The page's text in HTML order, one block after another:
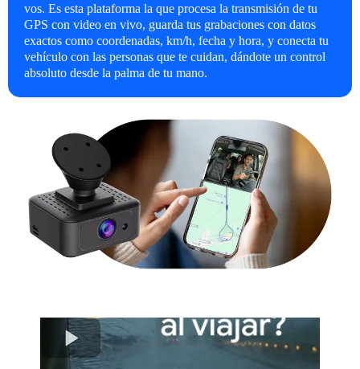
vos. Es esta plataforma la que procesa la transmisión de tu
GPS con video en vivo, guarda tus grabaciones con datos
exactos como coordenadas, km/h, fecha y hora, y conecta tu
vehículo con las personas que te cuidan, dándote un control
absoluto desde la palma de tu mano.